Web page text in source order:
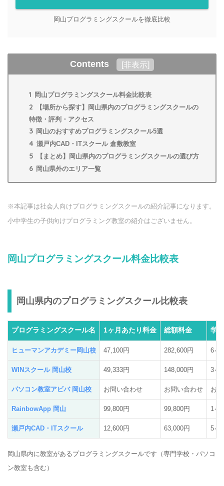
岡山プログラミングスクールを徹底比較
Contents [非表示]
1 岡山プログラミングスクール料金比較表
2
【場所から探す】岡山県内のプログラミングスクールの
特徴・評判・アクセス
3 岡山のおすすめプログラミングスクール5選
4 瀬戸内CAD・ITスクール 倉敷教室
5 【まとめ】岡山県内のプログラミングスクールの選び方
6 岡山県外のエリア一覧
※本記事は社会人向けプログラミングスクールの紹介記事になります。
小中学生の子供向けプログラミング教室の紹介はございません。
岡山プログラミングスクール料金比較表
岡山県内のプログラミングスクール比較表
プログラミングスクール名 1ヶ月あたり料金 総額料金 学
ヒューマンアカデミー岡山校 47,100円 282,600円 6ヶ
WINスクール 岡山校 49,333円 148,000円 3ヶ
パソコン教室アビバ 岡山校 お問い合わせ お問い合わせ お
RainbowApp 岡山 99,800円 99,800円 1ヶ
瀬戸内CAD・ITスクール 12,600円 63,000円 5ヶ
岡山県内に教室があるプログラミングスクールです（専門学校・パソコ
ン教室も含む）